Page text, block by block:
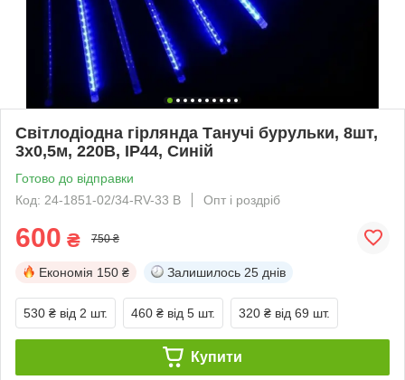
Світлодіодна гірлянда Танучі бурульки, 8шт,
3х0,5м, 220В, IP44, Синій
Готово до відправки
Код: 24-1851-02/34-RV-33 B
Опт і роздріб
600 ₴ 750 ₴
Економія 150 ₴ Залишилось 25 днів
530 ₴ від 2 шт. 460 ₴ від 5 шт. 320 ₴ від 69 шт.
Купити